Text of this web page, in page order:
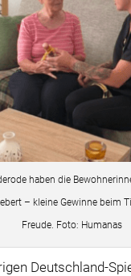
haben die
– kleine Gewinne beim
Freude. Foto: Humanas
Deutschland-